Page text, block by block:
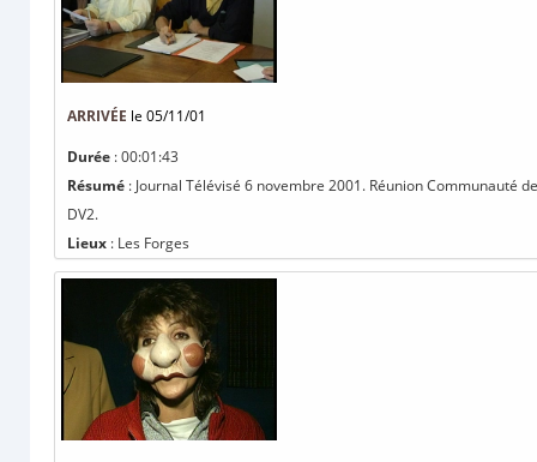
ARRIVÉE le 05/11/01
Durée : 00:01:43
Résumé : Journal Télévisé 6 novembre 2001. Réunion Communauté
DV2.
Lieux : Les Forges